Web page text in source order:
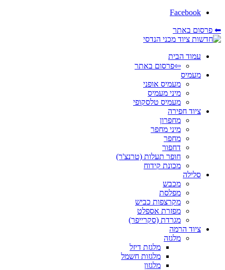
Facebook
⬅ פרסום באתר
עמוד הבית
⇦פרסום באתר
מעמיס
מעמיס אופני
מיני מעמיס
מעמיס טלסקופי
ציוד חפירה
מחפרון
מיני מחפר
מחפר
דחפור
חופר תעלות (טרנצ'ר)
מכונת קידוח
סלילה
מכבש
מפלסת
מקרצפות כביש
מפזרת אספלט
מגרדת (סקרייפר)
ציוד הרמה
מלגזה
מלגזת דיזל
מלגזות חשמל
מלגזון